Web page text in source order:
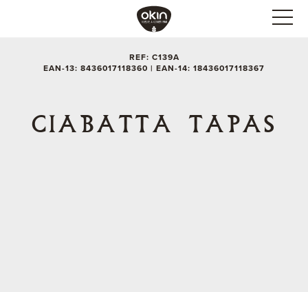
REF: C139A
EAN-13: 8436017118360 | EAN-14: 18436017118367
CIABATTA TAPAS